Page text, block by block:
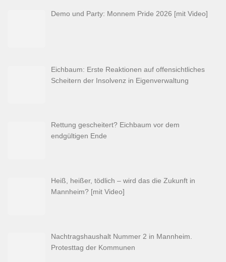
Demo und Party: Monnem Pride 2026 [mit Video]
Eichbaum: Erste Reaktionen auf offensichtliches
Scheitern der Insolvenz in Eigenverwaltung
Rettung gescheitert? Eichbaum vor dem
endgültigen Ende
Heiß, heißer, tödlich – wird das die Zukunft in
Mannheim? [mit Video]
Nachtragshaushalt Nummer 2 in Mannheim.
Protesttag der Kommunen